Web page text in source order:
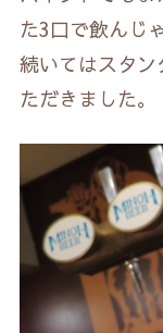
た3口で飲んじ
続いてはスタ
ただきました。